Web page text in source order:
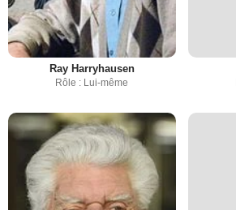
Ray Harryhausen
Rôle : Lui-même